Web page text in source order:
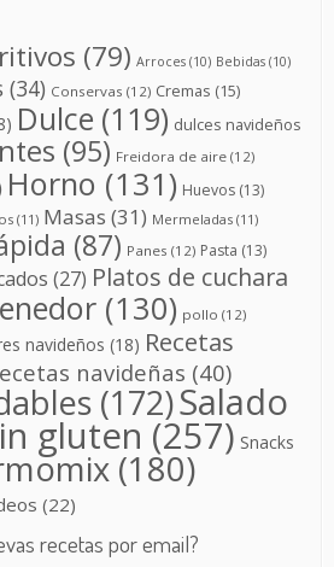
(79) Arroces (10) Bebidas (10)
(34) Conservas (12) Cremas (15)
Dulce (119) dulces navideños
(95) Freidora de aire (12)
Horno (131) Huevos (13)
(11) Masas (31) Mermeladas (11)
(87) Panes (12) Pasta (13)
(27) Platos de cuchara
(130) pollo (12)
navideños (18) Recetas
navideñas (40)
(172)Salado
gluten (257) Snacks
(180)
(22)
recetas por email?